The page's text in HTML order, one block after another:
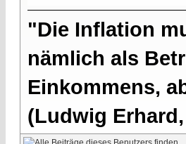
"Die Inflation
nämlich als
Einkommens,
(Ludwig